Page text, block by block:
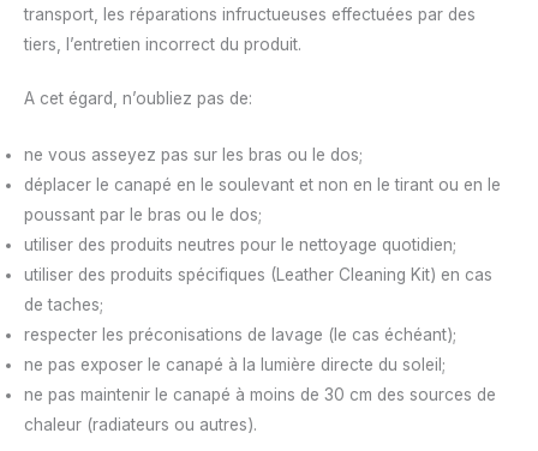
transport, les réparations infructueuses effectuées par des
tiers, l’entretien incorrect du produit.
A cet égard, n’oubliez pas de:
ne vous asseyez pas sur les bras ou le dos;
déplacer le canapé en le soulevant et non en le tirant ou en le
poussant par le bras ou le dos;
utiliser des produits neutres pour le nettoyage quotidien;
utiliser des produits spécifiques (Leather Cleaning Kit) en cas
de taches;
respecter les préconisations de lavage (le cas échéant);
ne pas exposer le canapé à la lumière directe du soleil;
ne pas maintenir le canapé à moins de 30 cm des sources de
chaleur (radiateurs ou autres).